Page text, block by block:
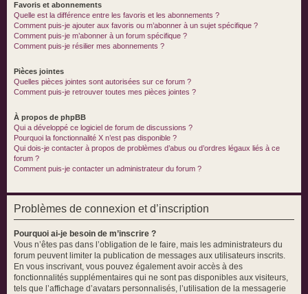
Favoris et abonnements
Quelle est la différence entre les favoris et les abonnements ?
Comment puis-je ajouter aux favoris ou m’abonner à un sujet spécifique ?
Comment puis-je m’abonner à un forum spécifique ?
Comment puis-je résilier mes abonnements ?
Pièces jointes
Quelles pièces jointes sont autorisées sur ce forum ?
Comment puis-je retrouver toutes mes pièces jointes ?
À propos de phpBB
Qui a développé ce logiciel de forum de discussions ?
Pourquoi la fonctionnalité X n’est pas disponible ?
Qui dois-je contacter à propos de problèmes d’abus ou d’ordres légaux liés à ce
forum ?
Comment puis-je contacter un administrateur du forum ?
Problèmes de connexion et d’inscription
Pourquoi ai-je besoin de m’inscrire ?
Vous n’êtes pas dans l’obligation de le faire, mais les administrateurs du
forum peuvent limiter la publication de messages aux utilisateurs inscrits.
En vous inscrivant, vous pouvez également avoir accès à des
fonctionnalités supplémentaires qui ne sont pas disponibles aux visiteurs,
tels que l’affichage d’avatars personnalisés, l’utilisation de la messagerie